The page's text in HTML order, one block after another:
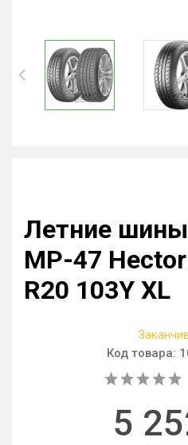
Летние
MP-47
R20 103Y XL
Код товара:
5